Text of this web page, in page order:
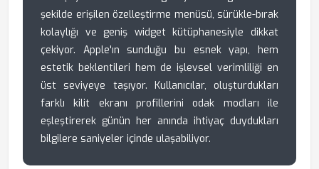
şekilde erişilen özelleştirme menüsü, sürükle-bırak
kolaylığı ve geniş widget kütüphanesiyle dikkat
çekiyor. Apple'ın sunduğu bu esnek yapı, hem
estetik beklentileri hem de işlevsel verimliliği en
üst seviyeye taşıyor. Kullanıcılar, oluşturdukları
farklı kilit ekranı profillerini odak modları ile
eşleştirerek günün her anında ihtiyaç duydukları
bilgilere saniyeler içinde ulaşabiliyor.